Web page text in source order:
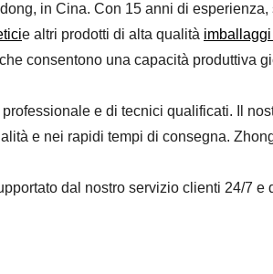
in Cina. Con 15 anni di
e altri prodotti di alta qualità
consentono una capacità produttiva
e di tecnici qualificati. Il
e nei rapidi tempi di consegna.
dal nostro servizio clienti 24/7 e